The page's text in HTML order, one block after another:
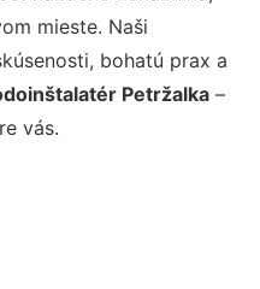
mieste. Naši
bohatú prax a
Petržalka –
vás.